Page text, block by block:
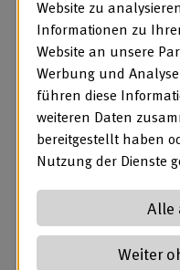
thematisiert. Auf dem
Walter, stellvertretender
Vorstand der Stiftung
Leiterin der
Rehabilitation/Teilhabe,
Bundesministerium für
Wiedemann,
sowie Daniel Tabert,
Deutschland e. V.
Website zu
Informationen zu
Website an unsere
Werbung und
führen diese
weiteren Daten
bereitgestellt haben
Nutzung der Dienste
Alle
Weiter